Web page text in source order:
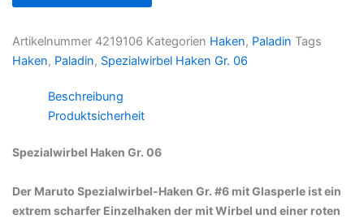
Artikelnummer 4219106 Kategorien Haken, Paladin Tags
Haken, Paladin, Spezialwirbel Haken Gr. 06
Beschreibung
Produktsicherheit
Spezialwirbel Haken Gr. 06
Der Maruto Spezialwirbel-Haken Gr. #6 mit Glasperle ist ein
extrem scharfer Einzelhaken der mit Wirbel und einer roten